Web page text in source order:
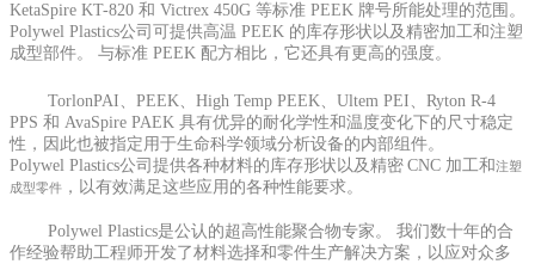
KetaSpire KT-820 和 Victrex 450G 等标准 PEEK 牌号所能处理的范围。
Polywel Plastics公司可提供高温 PEEK 的库存形状以及精密加工和注塑
成型部件。 与标准 PEEK 配方相比，它还具有更高的强度。
TorlonPAI、PEEK、High Temp PEEK、Ultem PEI、Ryton R-4
PPS 和 AvaSpire PAEK 具有优异的耐化学性和温度变化下的尺寸稳定
性，因此也被指定用于生命科学领域分析设备的内部组件。
Polywel Plastics公司提供各种材料的库存形状以及 精密 CNC 加工和注塑
成型零件 ，以有效满足这些应用的各种性能要求。
Polywel Plastics是公认的超高性能聚合物专家。 我们数十年的合
作经验帮助工程师开发了材料选择和零件生产解决方案，以应对众多